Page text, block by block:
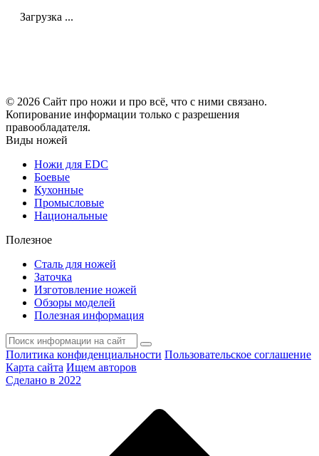
Загрузка ...
© 2026 Сайт про ножи и про всё, что с ними связано.
Копирование информации только с разрешения
правообладателя.
Виды ножей
Ножи для EDC
Боевые
Кухонные
Промысловые
Национальные
Полезное
Сталь для ножей
Заточка
Изготовление ножей
Обзоры моделей
Полезная информация
Политика конфиденциальности Пользовательское соглашение
Карта сайта Ищем авторов
Сделано в 2022